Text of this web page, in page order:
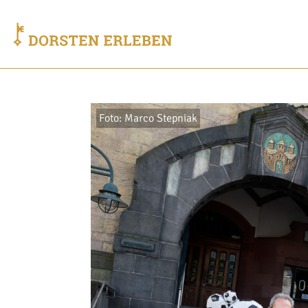
Foto: Marco Stepniak